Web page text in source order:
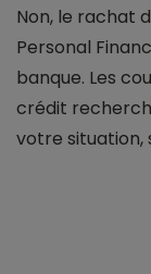
Non, le rachat
Personal
banque. Les
crédit
votre situation,